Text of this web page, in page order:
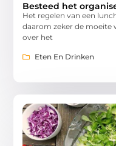
Besteed het
Het regelen van een
daarom zeker de moeite
over het
Eten En Drinken